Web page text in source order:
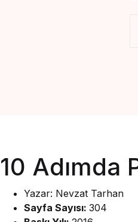
10 Adımda
Yazar: Nevzat Tarhan
Sayfa Sayısı: 304